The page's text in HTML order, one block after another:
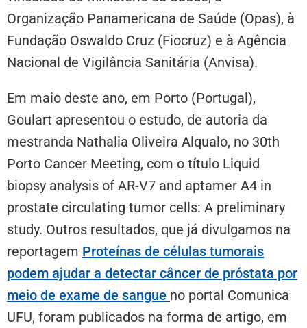
Organização Panamericana de Saúde (Opas), à
Fundação Oswaldo Cruz (Fiocruz) e à Agência
Nacional de Vigilância Sanitária (Anvisa).
Em maio deste ano, em Porto (Portugal),
Goulart apresentou o estudo, de autoria da
mestranda Nathalia Oliveira Alqualo, no 30th
Porto Cancer Meeting, com o título Liquid
biopsy analysis of AR-V7 and aptamer A4 in
prostate circulating tumor cells: A preliminary
study. Outros resultados, que já divulgamos na
reportagem Proteínas de células tumorais
podem ajudar a detectar câncer de próstata por
meio de exame de sangue no portal Comunica
UFU, foram publicados na forma de artigo, em